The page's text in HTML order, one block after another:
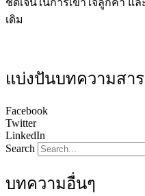
เดิม
แบ่งปันบทความสา
Facebook
Twitter
LinkedIn
Search
บทความอื่นๆ